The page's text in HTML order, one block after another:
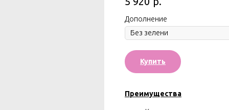
Дополнение
Купить
Преимущества